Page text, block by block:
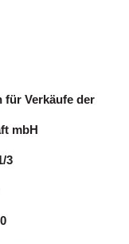
für Verkäufe der
mbH
3